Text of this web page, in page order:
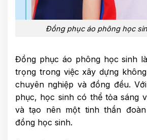
Đồng phục áo phông học
Đồng phục áo phông học sinh
trọng trong việc xây dựng
chuyên nghiệp và đồng đều.
phục, học sinh có thể tỏa sáng
và tạo nên một tinh thần
đồng học sinh.